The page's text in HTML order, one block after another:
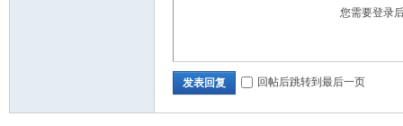
您需要登录
发表回复 回帖后跳转到最后一页